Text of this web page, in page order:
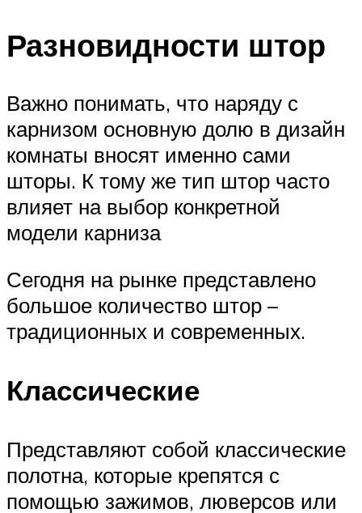
Разновидности штор
Важно понимать, что наряду с
карнизом основную долю в дизайн
комнаты вносят именно сами
шторы. К тому же тип штор часто
влияет на выбор конкретной
модели карниза
Сегодня на рынке представлено
большое количество штор –
традиционных и современных.
Классические
Представляют собой классические
полотна, которые крепятся с
помощью зажимов, люверсов или